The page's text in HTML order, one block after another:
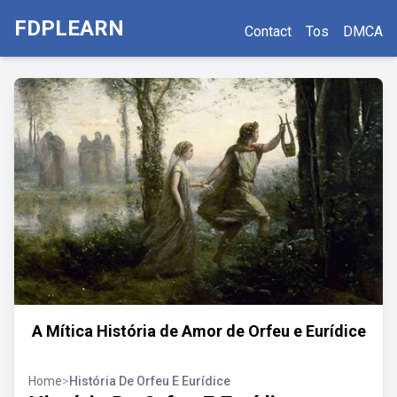
FDPLEARN Contact Tos DMCA
A Mítica História de Amor de Orfeu e Eurídice
Home>História De Orfeu E Eurídice